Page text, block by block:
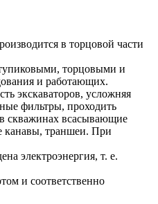
в торцовой части
торцовыми и
и работающих.
экскаваторов, усложняя
фильтры, проходить
скважинах всасывающие
канавы, траншеи. При
электроэнергия, т. е.
и соответственно